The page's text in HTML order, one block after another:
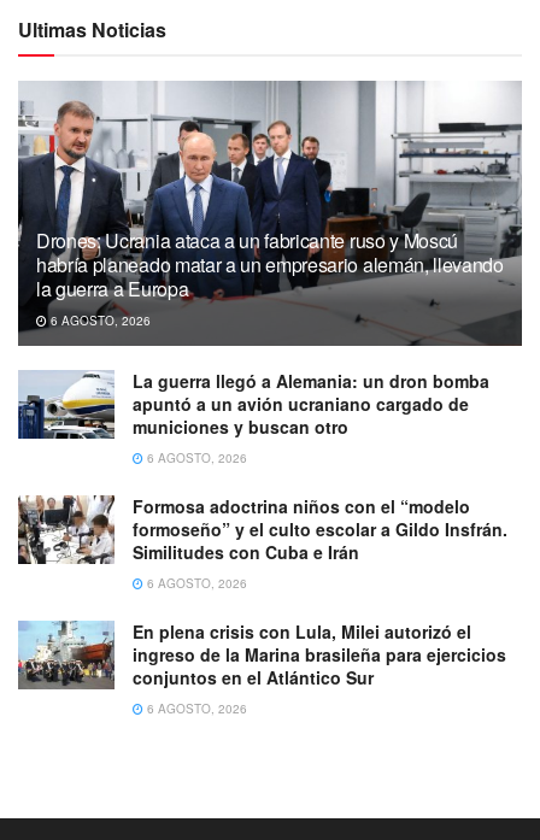
Ultimas Noticias
Drones: Ucrania ataca a un fabricante ruso y Moscú
habría planeado matar a un empresario alemán, llevando
la guerra a Europa
6 AGOSTO, 2026
La guerra llegó a Alemania: un dron bomba
apuntó a un avión ucraniano cargado de
municiones y buscan otro
6 AGOSTO, 2026
Formosa adoctrina niños con el “modelo
formoseño” y el culto escolar a Gildo Insfrán.
Similitudes con Cuba e Irán
6 AGOSTO, 2026
En plena crisis con Lula, Milei autorizó el
ingreso de la Marina brasileña para ejercicios
conjuntos en el Atlántico Sur
6 AGOSTO, 2026